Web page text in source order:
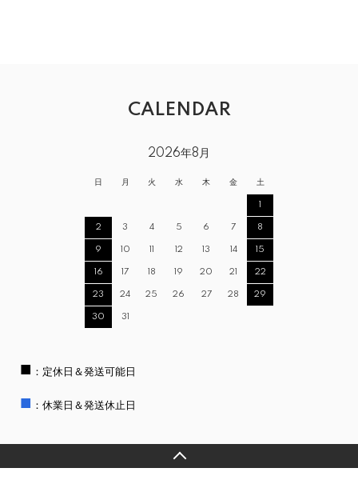
CALENDAR
2026年8月
日 月 火 水 木 金 土
1
2 3 4 5 6 7 8
9 10 11 12 13 14 15
16 17 18 19 20 21 22
23 24 25 26 27 28 29
30 31
■ ：定休日＆発送可能日
■ ：休業日＆発送休止日